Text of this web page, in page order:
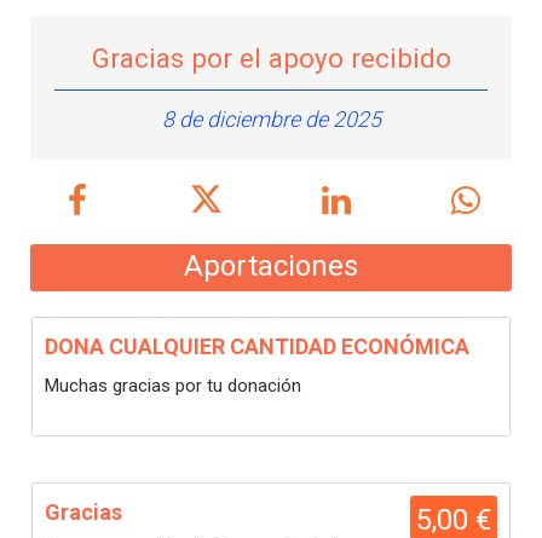
Gracias por el apoyo recibido
8 de diciembre de 2025
Aportaciones
DONA CUALQUIER CANTIDAD ECONÓMICA
Muchas gracias por tu donación
5,00 €
Gracias